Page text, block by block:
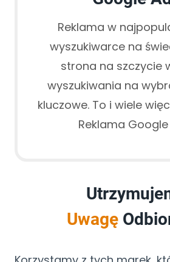
Reklama w
wyszukiwarce na
strona na szczycie
wyszukiwania na
kluczowe. To i wiele
Reklama Google
Uwagę